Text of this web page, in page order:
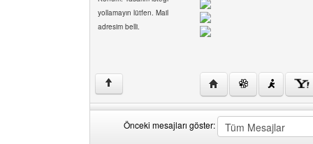
yollamayın lütfen. Mail
adresim belli.
↑ Yazarın web sitesini
Önceki mesajları göster: